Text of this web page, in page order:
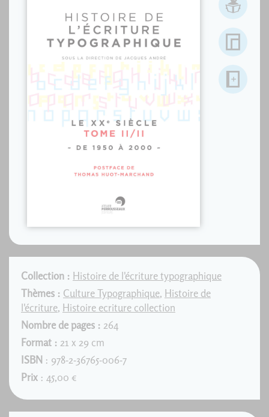
Collection : Histoire de l'écriture typographique
Thèmes : Culture Typographique, Histoire de
l'écriture, Histoire ecriture collection
Nombre de pages : 264
Format : 21 x 29 cm
ISBN : 978-2-36765-006-7
Prix : 45,00 €